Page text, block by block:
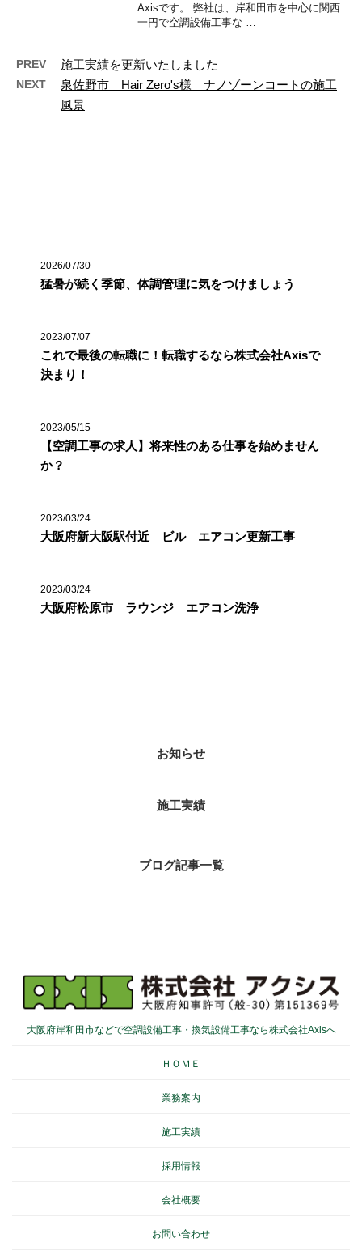
Axisです。 弊社は、岸和田市を中心に関西
一円で空調設備工事な …
PREV 施工実績を更新いたしました
NEXT
泉佐野市 Hair Zero's様 ナノゾーンコートの施工
風景
2026/07/30
猛暑が続く季節、体調管理に気をつけましょう
2023/07/07
これで最後の転職に！転職するなら株式会社Axisで
決まり！
2023/05/15
【空調工事の求人】将来性のある仕事を始めません
か？
2023/03/24
大阪府新大阪駅付近 ビル エアコン更新工事
2023/03/24
大阪府松原市 ラウンジ エアコン洗浄
お知らせ
施工実績
ブログ記事一覧
大阪府岸和田市などで空調設備工事・換気設備工事なら株式会社Axisへ
ＨＯＭＥ
業務案内
施工実績
採用情報
会社概要
お問い合わせ